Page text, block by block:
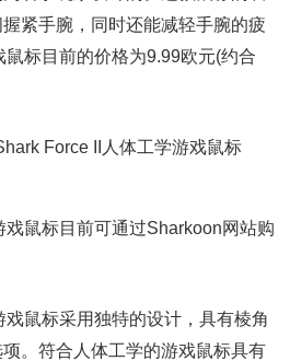
紧手腕，同时还能减轻手腕的疲
标目前的价格为9.99欧元(约合
戏鼠标目前可通过Sharkoon网站购
鼠标采用独特的设计，具有棱角
。符合人体工学的游戏鼠标具有